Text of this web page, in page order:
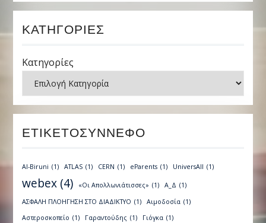
ΚΑΤΗΓΟΡΊΕΣ
Κατηγορίες
ΕΤΙΚΕΤΟΣΎΝΝΕΦΟ
Al-Biruni (1) ATLAS (1) CERN (1) eParents (1) UniversAll (1)
webex (4) «Οι Απολλωνιάτισσες» (1) Α_Δ (1)
ΑΣΦΑΛΗ ΠΛΟΗΓΗΣΗ ΣΤΟ ΔΙΑΔΙΚΤΥΟ (1) Αιμοδοσία (1)
Αστεροσκοπείο (1) Γαραντούδης (1) Γιόγκα (1)